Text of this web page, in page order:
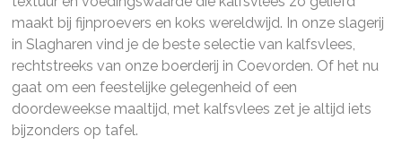
maakt bij fijnproevers en koks wereldwijd. In onze slagerij
in Slagharen vind je de beste selectie van kalfsvlees,
rechtstreeks van onze boerderij in Coevorden. Of het nu
gaat om een feestelijke gelegenheid of een
doordeweekse maaltijd, met kalfsvlees zet je altijd iets
bijzonders op tafel.